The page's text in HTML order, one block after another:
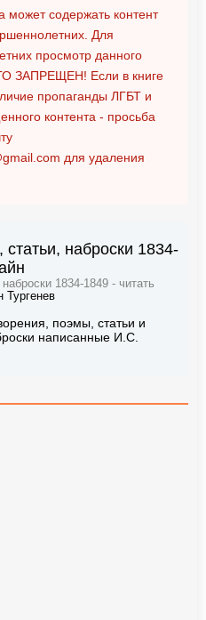
может содержать контент
Для
просмотр данного
ЗАПРЕЩЕН! Если в книге
пропаганды ЛГБТ и
контента - просьба
для удаления
наброски 1834-
1834-1849 - читать
Тургенев
поэмы, статьи и
написанные И.С.